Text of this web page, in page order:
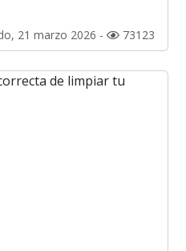
21 marzo 2026 - 73123